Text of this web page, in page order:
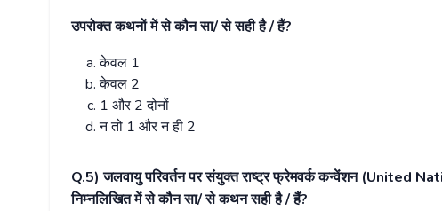
उपरोक्तकथनोंमेंसेकौनसा/सेसहीहै/हैं?
केवल 1
केवल 2
1 और2दोनों
नतो 1 औरनही 2
Q.5)जलवायुपरिवर्तनपरसंयुक्तराष्ट्रफ्रेमवर्ककन्वेंशन(United
निम्नलिखितमेंसेकौनसा/सेकथनसहीहै/हैं?